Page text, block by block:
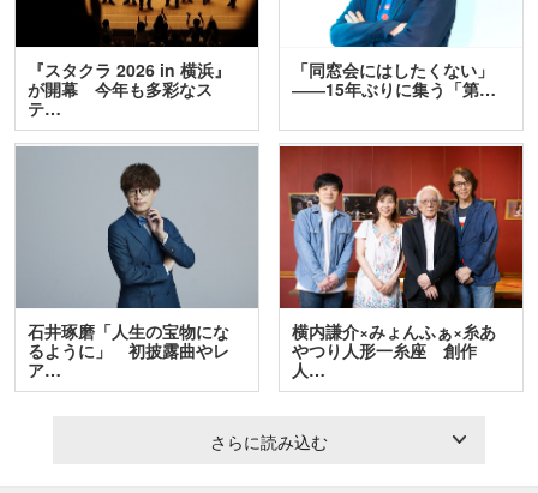
『スタクラ 2026 in 横浜』
が開幕 今年も多彩なス
テ…
「同窓会にはしたくない」
――15年ぶりに集う「第…
石井琢磨「人生の宝物にな
るように」 初披露曲やレ
ア…
横内謙介×みょんふぁ×糸あ
やつり人形一糸座 創作
人…
さらに読み込む